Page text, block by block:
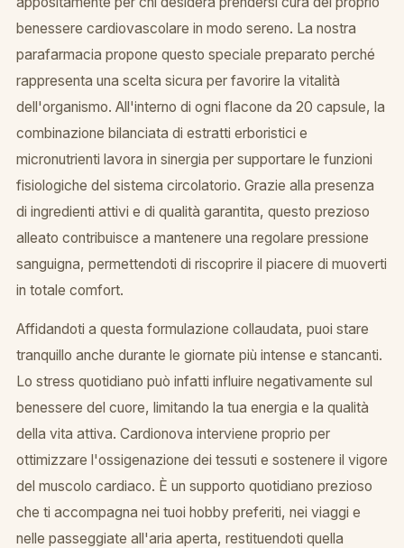
benessere cardiovascolare in modo sereno. La nostra
parafarmacia propone questo speciale preparato perché
rappresenta una scelta sicura per favorire la vitalità
dell'organismo. All'interno di ogni flacone da 20 capsule, la
combinazione bilanciata di estratti erboristici e
micronutrienti lavora in sinergia per supportare le funzioni
fisiologiche del sistema circolatorio. Grazie alla presenza
di ingredienti attivi e di qualità garantita, questo prezioso
alleato contribuisce a mantenere una regolare pressione
sanguigna, permettendoti di riscoprire il piacere di muoverti
in totale comfort.
Affidandoti a questa formulazione collaudata, puoi stare
tranquillo anche durante le giornate più intense e stancanti.
Lo stress quotidiano può infatti influire negativamente sul
benessere del cuore, limitando la tua energia e la qualità
della vita attiva. Cardionova interviene proprio per
ottimizzare l'ossigenazione dei tessuti e sostenere il vigore
del muscolo cardiaco. È un supporto quotidiano prezioso
che ti accompagna nei tuoi hobby preferiti, nei viaggi e
nelle passeggiate all'aria aperta, restituendoti quella